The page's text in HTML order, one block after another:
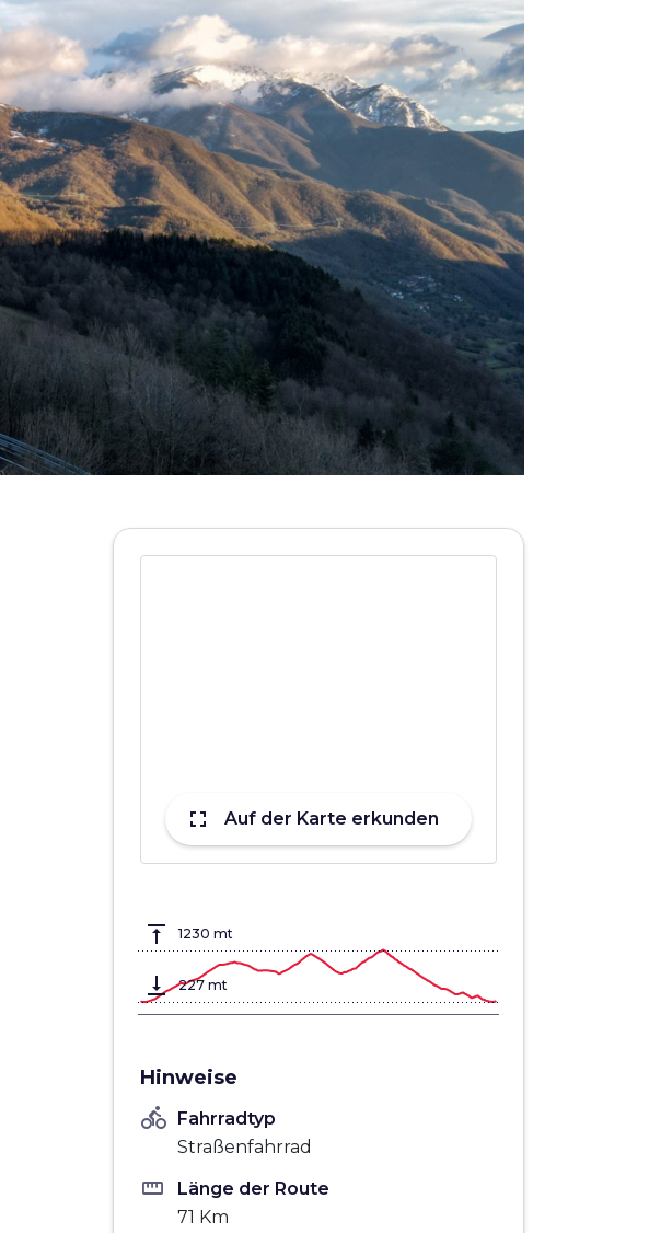
fullscreen Auf der Karte erkunden
vertical_align_top 1230 mt
vertical_align_bottom 227 mt
Hinweise
directions_bike Fahrradtyp
Straßenfahrrad
straighten
Länge der Route
71 Km